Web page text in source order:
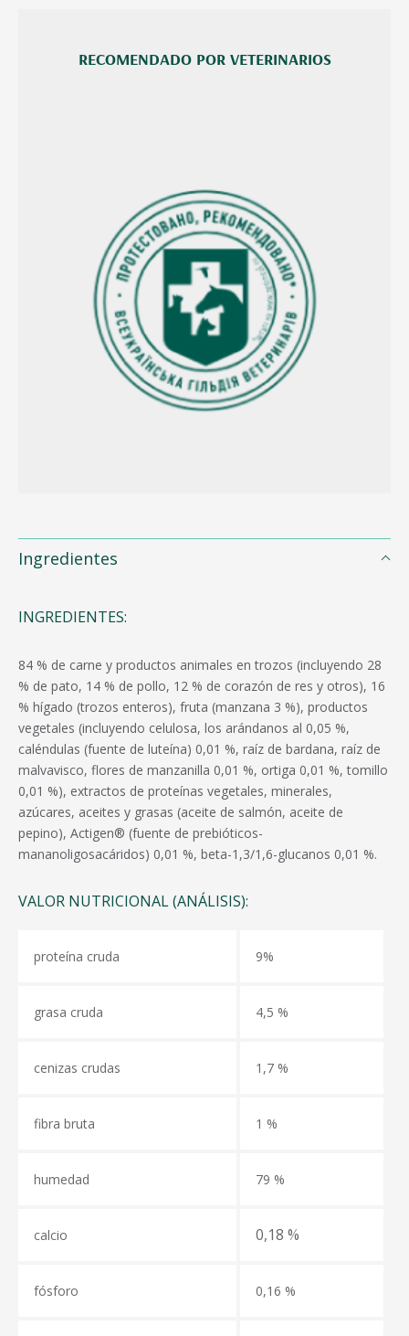
RECOMENDADO POR VETERINARIOS
Ingredientes
INGREDIENTES:
84 % de carne y productos animales en trozos (incluyendo 28
% de pato, 14 % de pollo, 12 % de corazón de res y otros), 16
% hígado (trozos enteros), fruta (manzana 3 %), productos
vegetales (incluyendo celulosa, los arándanos al 0,05 %,
caléndulas (fuente de luteína) 0,01 %, raíz de bardana, raíz de
malvavisco, flores de manzanilla 0,01 %, ortiga 0,01 %, tomillo
0,01 %), extractos de proteínas vegetales, minerales,
azúcares, aceites y grasas (aceite de salmón, aceite de
pepino), Actigen® (fuente de prebióticos-
mananoligosacáridos) 0,01 %, beta-1,3/1,6-glucanos 0,01 %.
VALOR NUTRICIONAL (ANÁLISIS):
proteína cruda 9%
grasa cruda 4,5 %
cenizas crudas 1,7 %
fibra bruta 1 %
humedad 79 %
calcio 0,18 %
fósforo 0,16 %